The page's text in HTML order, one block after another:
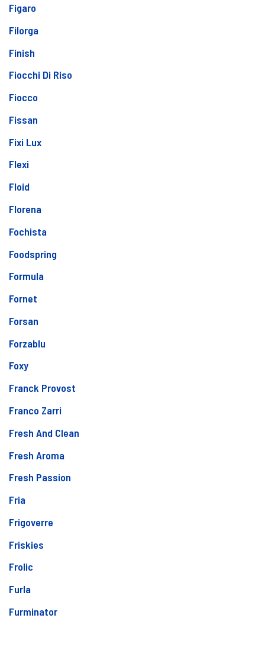
Figaro
Filorga
Finish
Fiocchi Di Riso
Fiocco
Fissan
Fixi Lux
Flexi
Floid
Florena
Fochista
Foodspring
Formula
Fornet
Forsan
Forzablu
Foxy
Franck Provost
Franco Zarri
Fresh And Clean
Fresh Aroma
Fresh Passion
Fria
Frigoverre
Friskies
Frolic
Furla
Furminator